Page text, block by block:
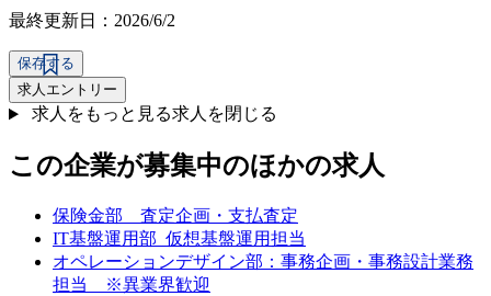
最終更新日：2026/6/2
保存する
求人エントリー
求人をもっと見る求人を閉じる
この企業が募集中のほかの求人
保険金部 査定企画・支払査定
IT基盤運用部_仮想基盤運用担当
オペレーションデザイン部：事務企画・事務設計業務
担当 ※異業界歓迎